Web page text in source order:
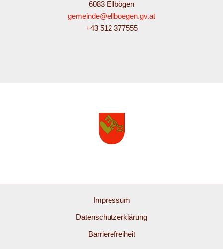
6083 Ellbögen
gemeinde@ellboegen.gv.at
+43 512 377555
Impressum
Datenschutzerklärung
Barrierefreiheit